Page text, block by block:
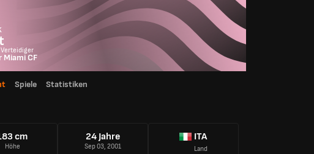
Miami CF
Spiele Statistiken
cm
Höhe
24 Jahre
Sep 03, 2001
ITA
Land